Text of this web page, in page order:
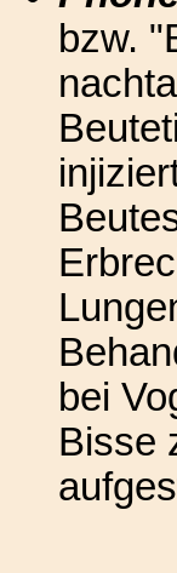
bzw.
bei
Bisse